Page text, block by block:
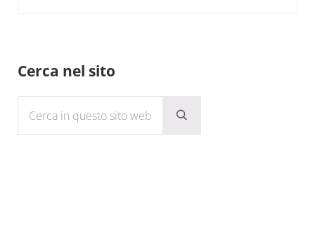
Sidebar
Cerca nel sito
Submit search